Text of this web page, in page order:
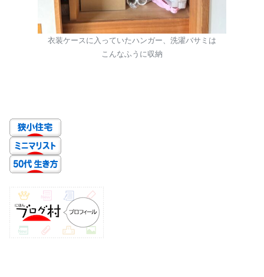
衣装ケースに入っていたハンガー、洗濯バサミは
こんなふうに収納